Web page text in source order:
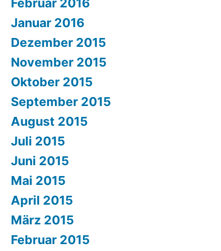
Januar 2016
Dezember 2015
November 2015
Oktober 2015
September 2015
August 2015
Juli 2015
Juni 2015
Mai 2015
April 2015
März 2015
Februar 2015